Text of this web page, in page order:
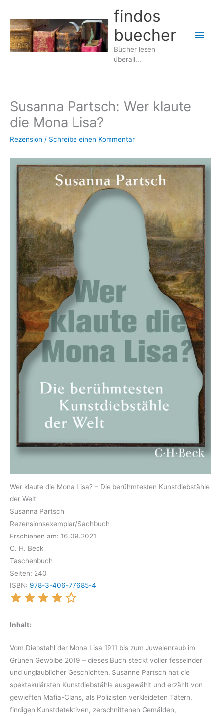
Inhalt
springen
findos
buecher
Bücher lesen
überall...
Susanna Partsch: Wer klaute
die Mona Lisa?
Rezension / Schreibe einen Kommentar
Wer klaute die Mona Lisa? – Die berühmtesten Kunstdiebstähle
der Welt
Susanna Partsch
Rezensionsexemplar/Sachbuch
Erschienen am: 16.09.2021
C. H. Beck
Taschenbuch
Seiten: 240
ISBN: 978-3-406-77685-4
Inhalt:
Vom Diebstahl der Mona Lisa 1911 bis zum Juwelenraub im
Grünen Gewölbe 2019 – dieses Buch steckt voller fesselnder
und unglaublicher Geschichten. Susanne Partsch hat die
spektakulärsten Kunstdiebstähle ausgewählt und erzählt von
gewieften Mafia-Clans, als Polizisten verkleideten Tätern,
findigen Kunstdetektiven, zerschnittenen Gemälden,